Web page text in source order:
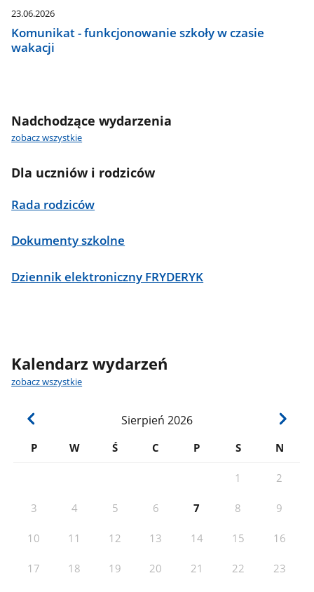
23.06.2026
Komunikat - funkcjonowanie szkoły w czasie
wakacji
Nadchodzące wydarzenia
zobacz wszystkie
Dla uczniów i rodziców
Rada rodziców
Dokumenty szkolne
Dziennik elektroniczny FRYDERYK
Kalendarz wydarzeń
zobacz wszystkie
Sierpień 2026
P W Ś C P S N
1 2
3 4 5 6 7 8 9
10 11 12 13 14 15 16
17 18 19 20 21 22 23